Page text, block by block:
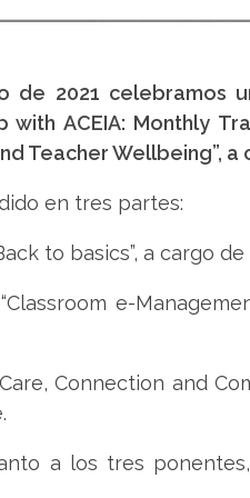
de 2021 celebramos
ACEIA: Monthly
Teacher Wellbeing”,
en tres partes:
to basics”, a cargo
e-
Connection and
a los tres